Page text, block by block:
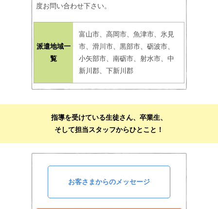
度お問い合わせ下さい。
派遣地域一
覧
富山市、高岡市、魚津市、氷見
市、滑川市、黒部市、砺波市、
小矢部市、南砺市、射水市、中
新川郡、下新川郡
指導を受けている生徒さん、卒業生、
そして担当スタッフからひとこと！
お客さまからのメッセージ